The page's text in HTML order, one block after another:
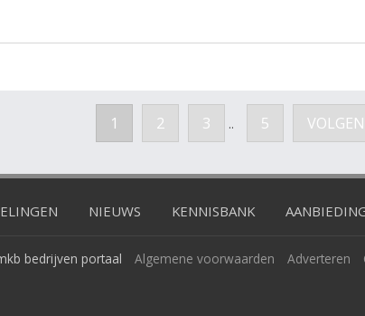
1 2 3 .. 5
NIEUWS KENNISBANK
bedrijven portaal Algemene voorwaarden Adverteren